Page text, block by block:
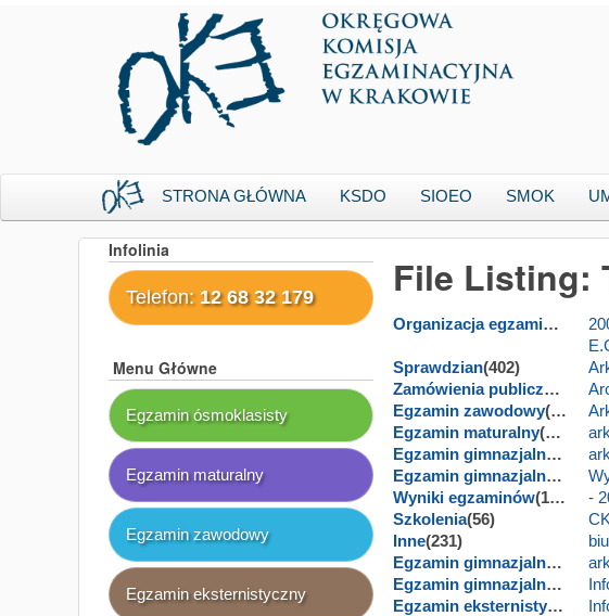
STRONA GŁÓWNA KSDO SIOEO SMOK
File Listing:
Organizacja egzaminów
Sprawdzian(402)
Zamówienia publiczne
(620)
Egzamin zawodowy(932)
Egzamin maturalny(1878)
Egzamin gimnazjalny w części humanistycznej
Egzamin gimnazjalny w części matematyczno-przyrodniczej
Wyniki egzaminów(1532)
-
Szkolenia(56)
Inne(231)
Egzamin gimnazjalny(159)
Egzamin gimnazjalny z języków obcych nowożytnych
Egzamin eksternistyczny
Infolinia
Telefon: 12 68 32 179
Menu Główne
Egzamin ósmoklasisty
Egzamin maturalny
Egzamin zawodowy
Egzamin eksternistyczny